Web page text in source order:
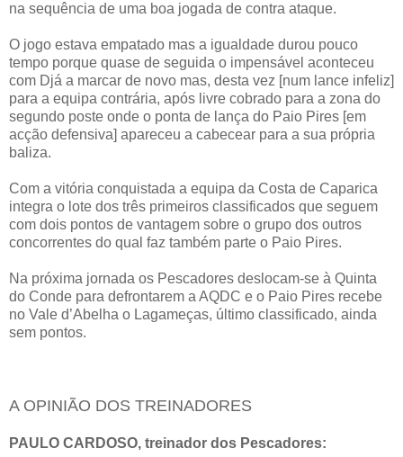
na sequência de uma boa jogada de contra ataque.
O jogo estava empatado mas a igualdade durou pouco
tempo porque quase de seguida o impensável aconteceu
com Djá a marcar de novo mas, desta vez [num lance infeliz]
para a equipa contrária, após livre cobrado para a zona do
segundo poste onde o ponta de lança do Paio Pires [em
acção defensiva] apareceu a cabecear para a sua própria
baliza.
Com a vitória conquistada a equipa da Costa de Caparica
integra o lote dos três primeiros classificados que seguem
com dois pontos de vantagem sobre o grupo dos outros
concorrentes do qual faz também parte o Paio Pires.
Na próxima jornada os Pescadores deslocam-se à Quinta
do Conde para defrontarem a AQDC e o Paio Pires recebe
no Vale d’Abelha o Lagameças, último classificado, ainda
sem pontos.
A OPINIÃO DOS TREINADORES
PAULO CARDOSO, treinador dos Pescadores: